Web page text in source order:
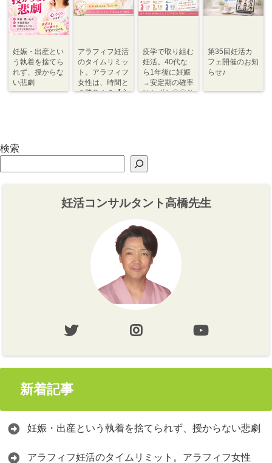
妊娠・出産とい
う執着を捨てら
れず、授からな
い悲劇
アラフィフ妊活
のタイムリミッ
ト。アラフィフ
女性は、時間と
の勝負！？【心
疫学で取り組む
妊活。40代な
ら1年後に妊娠
→安定期の確率
はわずか〇〇％
第35回妊活カ
フェ開催のお知
らせ♪
検索
妊活コンサルタント高橋先生
新着記事
妊娠・出産という執着を捨てられず、授からない悲劇
アラフィフ妊活のタイムリミット。アラフィフ女性